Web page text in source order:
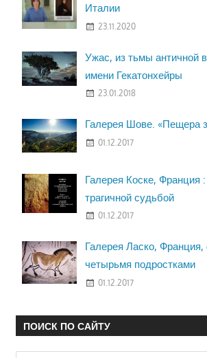
Италии
23.11.2020
Ужас, из тьмы античной
имени Гекатонхейры
23.01.2018
Галерея Шове. «Пещера
01.12.2017
Галерея Коске, Франция
трагичной судьбой
01.12.2017
Галерея Ласко, Франция,
четырьмя подростками
01.12.2017
ПОИСК ПО САЙТУ